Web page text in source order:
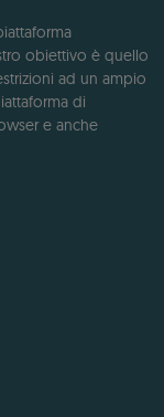
obiettivo è quello
ad un ampio
di
e anche